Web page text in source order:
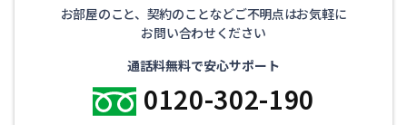
お部屋のこと、契約のことなどご不明点はお気軽に
お問い合わせください
通話料無料で安心サポート
0120-302-190